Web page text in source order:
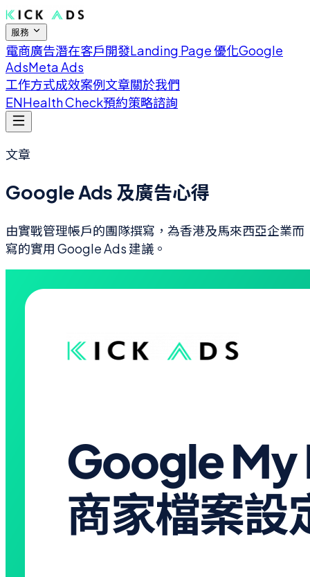
服務
電商廣告潛在客戶開發Landing Page 優化Google
AdsMeta Ads
工作方式成效案例文章關於我們
ENHealth Check預約策略諮詢
文章
Google Ads 及廣告心得
由實戰管理帳戶的團隊撰寫，為香港及馬來西亞企業而
寫的實用 Google Ads 建議。